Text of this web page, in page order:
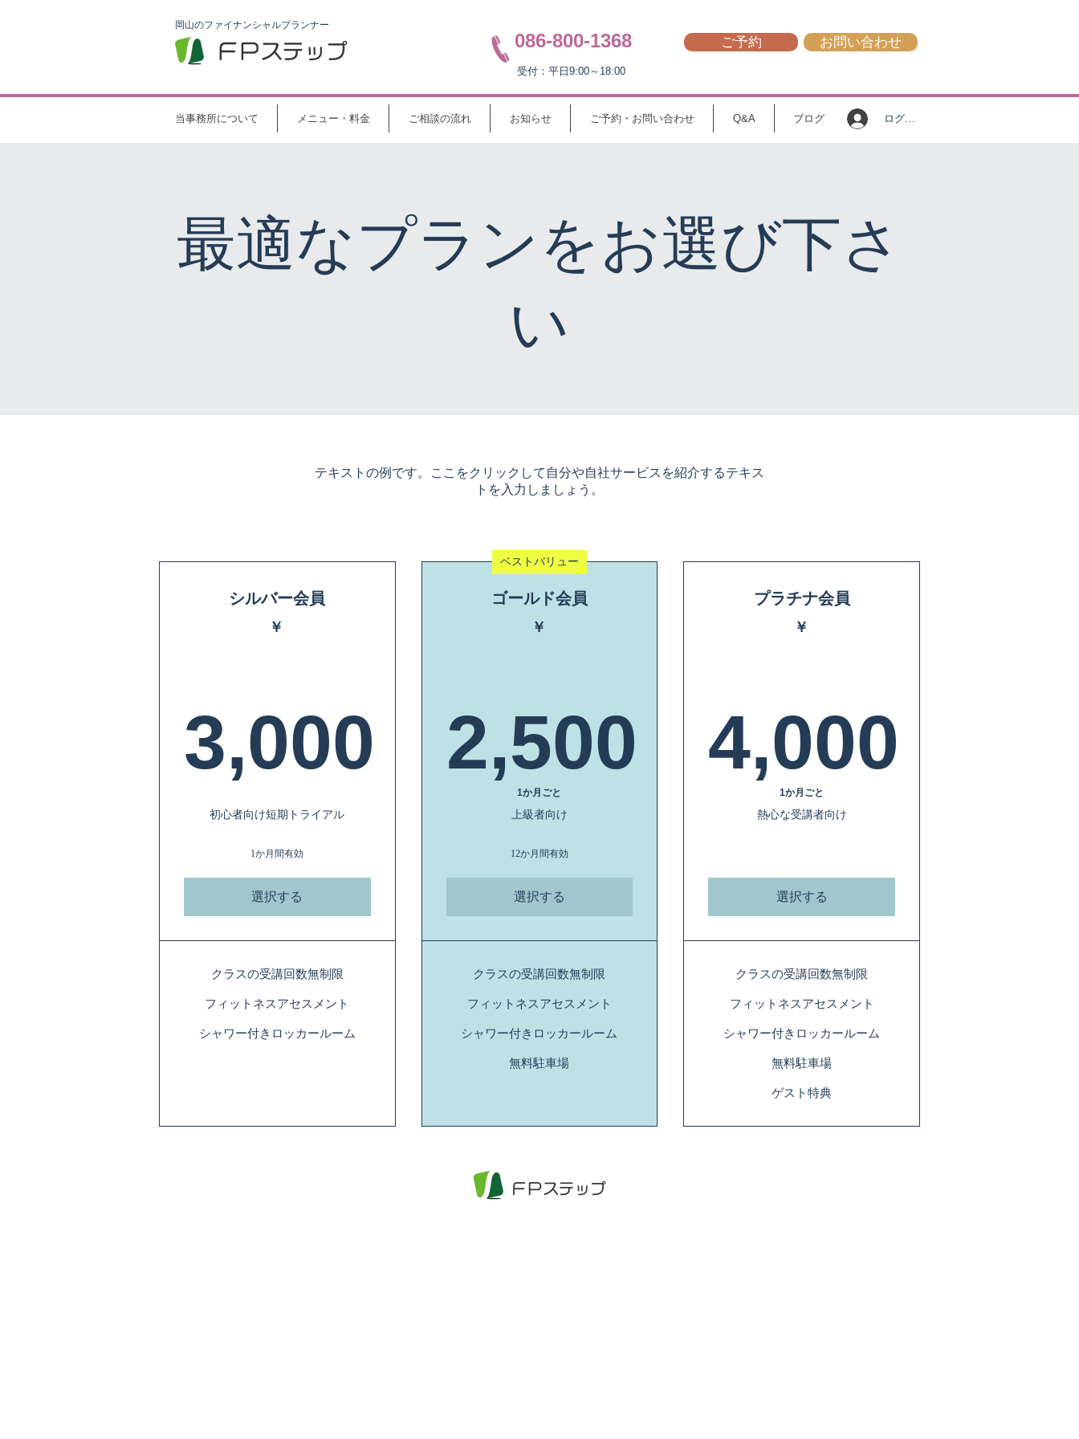
岡山のファイナンシャルプランナー
086-800-1368
受付：平日9:00～18:00
ご予約 お問い合わせ
当事務所について メニュー・料金 ご相談の流れ お知らせ ご予約・お問い合わせ Q&A ブログ ログイン
最適なプランをお選び下さ
い
テキストの例です。ここをクリックして自分や自社サービスを紹介するテキス
トを入力しましょう。
シルバー会員
￥
3,000
3,000￥
初心者向け短期トライアル
1か月間有効
選択する
クラスの受講回数無制限
フィットネスアセスメント
シャワー付きロッカールーム
ベストバリュー
ゴールド会員
￥
2,500
2,500￥
1か月ごと
上級者向け
12か月間有効
選択する
クラスの受講回数無制限
フィットネスアセスメント
シャワー付きロッカールーム
無料駐車場
プラチナ会員
￥
4,000
4,000￥
1か月ごと
熱心な受講者向け
選択する
クラスの受講回数無制限
フィットネスアセスメント
シャワー付きロッカールーム
無料駐車場
ゲスト特典